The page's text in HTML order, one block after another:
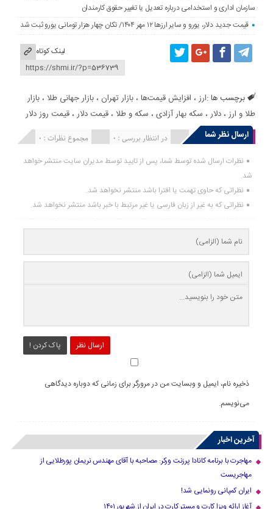
سازمان اداری و استخدامی درباره تعدیل یا تغییر حقوق کارمندان
قیمت جدید دلار، یورو و سایر ارزها ۱۲ مهر ۱۴۰۴/ تکان چهار هزار تومانی یورو ثبت شد
لینک کوتاه
برچسب ها :ارز ، افزایش قیمت‌ها ،بازار تهران ،بازار جهانی طلا ،بازار
طلا و ارز ،دلار ، سکه بهار آزادی ، سکه و طلا ،قیمت دلار ،قیمت روز دلار
ارسال نظر شما
مجموع نظرات : 0 در انتظار بررسی : 0 انتشار یافته : 0
نظرات ارسال شده توسط شما، پس از تایید توسط مدیران سایت منتشر خواهد
شد.
نظراتی که حاوی تهمت یا افترا باشد منتشر نخواهد شد.
نظراتی که به غیر از زبان فارسی یا غیر مرتبط با خبر باشد منتشر نخواهد شد.
ارسال نظر پاک کردن !
ذخیره نام، ایمیل و وبسایت من در مرورگر برای زمانی که دوباره دیدگاهی
می‌نویسم.
آخرین اخبار
مهاجرت با برنامه کانادا پرزنت ورکر: مصاحبه با آقای مهندس نریمان پورطلایی از
مهاجریست
ایران کمپانی رونمایی شد!
آغاز ارائه ویزا کارت و مستر کارت در ایران از شهریور ۱۴۰۱